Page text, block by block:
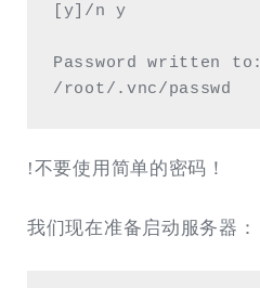
[y]/n y
Password written to:
/root/.vnc/passwd
!不要使用简单的密码！
我们现在准备启动服务器：